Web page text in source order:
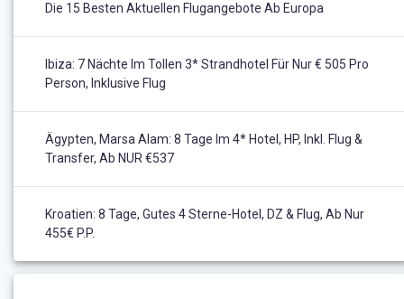
Die 15 Besten Aktuellen Flugangebote Ab Europa
Ibiza: 7 Nächte Im Tollen 3* Strandhotel Für Nur € 505 Pro
Person, Inklusive Flug
Ägypten, Marsa Alam: 8 Tage Im 4* Hotel, HP, Inkl. Flug &
Transfer, Ab NUR €537
Kroatien: 8 Tage, Gutes 4 Sterne-Hotel, DZ & Flug, Ab Nur
455€ P.P.